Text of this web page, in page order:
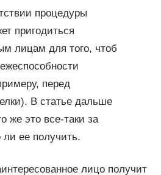
процедуры
пригодиться
лицам для того, чтоб
перед
В статье дальше
же это все-таки за
ее получить.
лицо получит